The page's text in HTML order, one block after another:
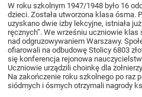
W roku szkolnym 1947/1948 było 16
dzieci. Została utworzona klasa ósma.
uzyskano dwie izby lekcyjne, istniała
ręcznych”. We wrześniu uczniowie
nad odgruzowywaniem Warszawy.
ofiarowali na odbudowę Stolicy 6803
się konferencja rejonowa
Uczniowie urządzili choinkę dla
Na zakończenie roku szkolnego po raz
siódmych i ósmych otrzymali nagrody